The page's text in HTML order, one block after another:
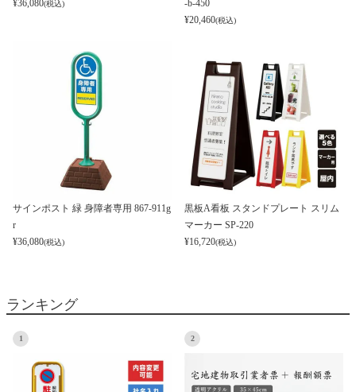
¥36,080(税込)
-b-450
¥20,460(税込)
サインポスト 緑 身障者専用 867-911g
r
¥36,080(税込)
黒板A看板 スタンドプレート スリム
マーカー SP-220
¥16,720(税込)
ランキング
1 2